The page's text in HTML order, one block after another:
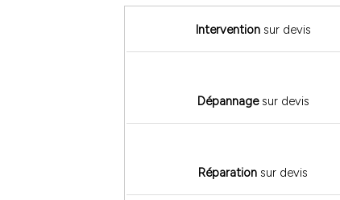
Interventionsur devis
Dépannagesur devis
Réparation sur devis